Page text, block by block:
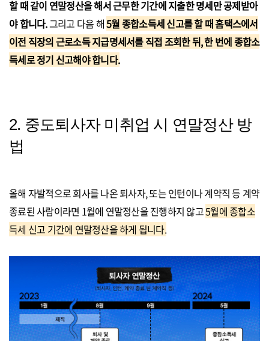
할 때 같이 연말정산을 해서 근무한 기간에 지출한 명세만 공제받아
야 합니다.그리고 다음 해5월 종합소득세 신고를 할 때 홈택스에서
이전 직장의 근로소득 지급명세서를 직접 조회한 뒤, 한 번에 종합소
득세로 정기 신고해야 합니다.
2. 중도퇴사자 미취업 시 연말정산 방
법
올해 자발적으로 회사를 나온 퇴사자, 또는 인턴이나 계약직 등 계약
종료된 사람이라면 1월에 연말정산을 진행하지 않고5월에 종합소
득세 신고 기간에 연말정산을 하게 됩니다.